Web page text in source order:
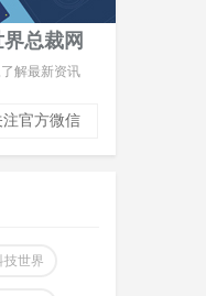
总裁网
解最新资讯
注官方微信
技世界